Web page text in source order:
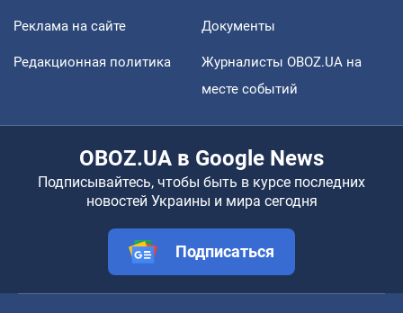
Реклама на сайте Документы
Редакционная политика
Журналисты OBOZ.UA на
месте событий
OBOZ.UA в Google News
Подписывайтесь, чтобы быть в курсе последних
новостей Украины и мира сегодня
Подписаться